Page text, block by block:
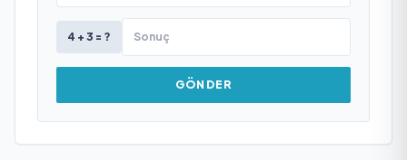
4 + 3 = ?
GÖNDER